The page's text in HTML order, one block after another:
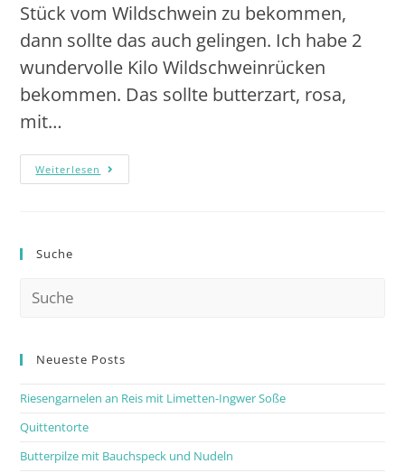
Stück vom Wildschwein zu bekommen,
dann sollte das auch gelingen. Ich habe 2
wundervolle Kilo Wildschweinrücken
bekommen. Das sollte butterzart, rosa,
mit…
Weiterlesen
Suche
Neueste Posts
Riesengarnelen an Reis mit Limetten-Ingwer Soße
Quittentorte
Butterpilze mit Bauchspeck und Nudeln